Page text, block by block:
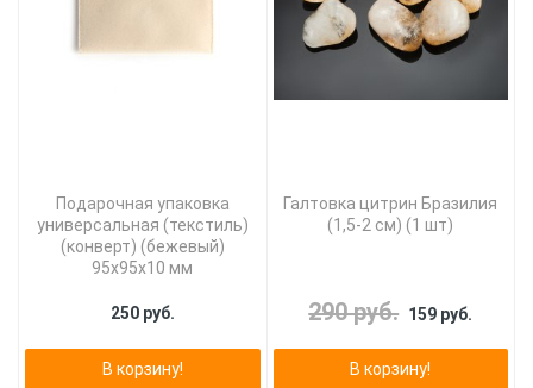
Подарочная упаковка
универсальная (текстиль)
(конверт) (бежевый)
95х95х10 мм
250 руб.
В корзину!
Галтовка цитрин Бразилия
(1,5-2 см) (1 шт)
290 руб. 159 руб.
В корзину!